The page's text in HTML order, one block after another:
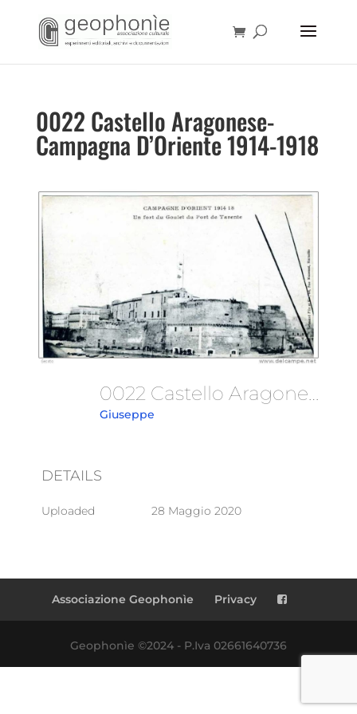
0022 Castello Aragonese-
Campagna D’Oriente 1914-1918
Giuseppe
DETAILS
Uploaded 28 Maggio 2020
Associazione Geophonìe Privacy
Geophonìe ©2024 - P.Iva 02661640736